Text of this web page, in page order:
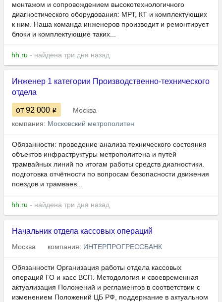
монтажом и сопровождением высокотехнологичного
диагностического оборудования: МРТ, КТ и комплектующих
к ним. Наша команда инженеров производит и ремонтирует
блоки и комплектующие таких...
hh.ru - найдена три дня назад
Инженер 1 категории Производственно-технического
отдела
от 92 000
Москва
компания: Московский метрополитен
Обязанности: проведение анализа технического состояния
объектов инфраструктуры метрополитена и путей
трамвайных линий по итогам работы средств диагностики.
подготовка отчётности по вопросам безопасности движения
поездов и трамваев...
hh.ru - найдена три дня назад
Начальник отдела кассовых операций
Москва компания: ИНТЕРПРОГРЕССБАНК
Обязанности Организация работы отдела кассовых
операций ГО и касс ВСП. Методология и своевременная
актуализация Положений и регламентов в соответствии с
изменением Положений ЦБ РФ, поддержание в актуальном